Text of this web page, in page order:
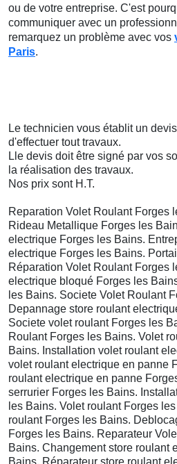
ou de votre entreprise. C'est
communiquer avec un
remarquez un problème avec vos
Paris.
Le technicien vous établit un
d'effectuer tout travaux.
Lle devis doit être signé par vos
la réalisation des travaux.
Nos prix sont H.T.
Reparation Volet Roulant Forges
Rideau Metallique Forges les
electrique Forges les Bains.
electrique Forges les Bains.
Réparation Volet Roulant Forges
electrique bloqué Forges les
les Bains. Societe Volet Roulant
Depannage store roulant
Societe volet roulant Forges les
Roulant Forges les Bains. Volet
Bains. Installation volet roulant
volet roulant electrique en panne
roulant electrique en panne
serrurier Forges les Bains.
les Bains. Volet roulant Forges
roulant Forges les Bains.
Forges les Bains. Reparateur
Bains. Changement store roulant
Bains. Réparateur store roulant